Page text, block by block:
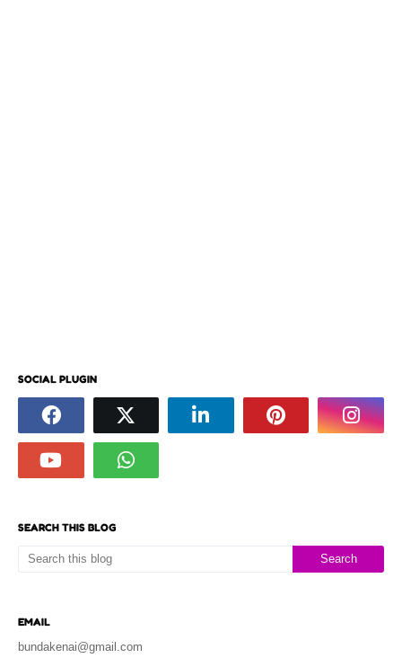
SOCIAL PLUGIN
SEARCH THIS BLOG
EMAIL
bundakenai@gmail.com